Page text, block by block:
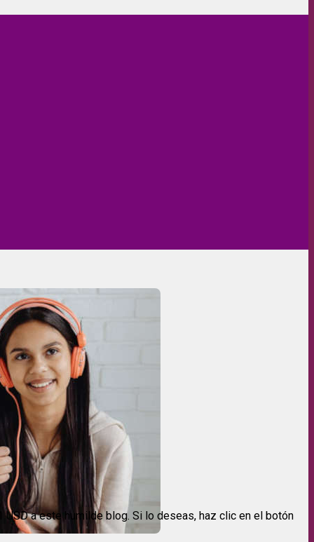
USD a este humilde blog. Si lo deseas, haz clic en el botón